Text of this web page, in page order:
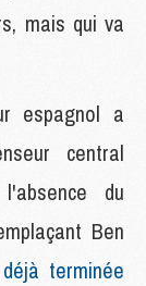
mais qui va
espagnol a
central
du
Ben
terminée